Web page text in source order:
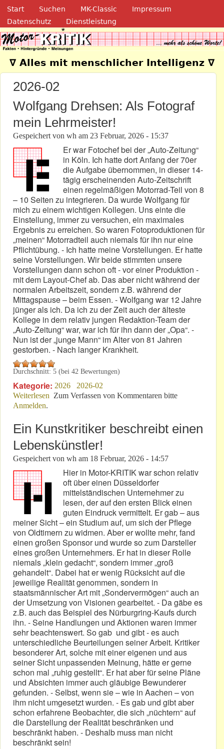
Direkt zum Inhalt
Navigation
Start Suchen MK-Classic
Impressum
Datenschutz
Dienstleistung
Motor-Kritik.de
∇ Alles mit menschlicher Intelligenz ∇
2026-02
Wolfgang Drehsen: Als Fotograf
mein Lehrmeister!
Gespeichert von wh am 23 Februar, 2026 - 15:37
Er war Fotochef bei der „Auto-Zeitung“
in Köln. Ich hatte dort Anfang der 70er
die Aufgabe übernommen, in dieser 14-
tägig erscheinenden Auto-Zeitschrift
einen regelmäßigen Motorrad-Teil von 8
– 10 Seiten zu integrieren. Da wurde Wolfgang für
mich zu einem wichtigen Kollegen. Uns einte die
Einstellung, immer zu versuchen, ein maximales
Ergebnis zu erreichen. So waren Fotoproduktionen für
„meinen“ Motorradteil auch niemals für ihn nur eine
Pflichtübung. - Ich hatte meine Vorstellungen. Er hatte
seine Vorstellungen. Wir beide stimmten unsere
Vorstellungen dann schon oft - vor einer Produktion -
mit dem Layout-Chef ab. Das aber nicht während der
normalen Arbeitszeit, sondern z.B. während der
Mittagspause – beim Essen. - Wolfgang war 12 Jahre
jünger als ich. Da ich zu der Zeit auch der älteste
Kollege in dem relativ jungen Redaktion-Team der
„Auto-Zeitung“ war, war ich für ihn dann der „Opa“. -
Nun ist der „junge Mann“ im Alter von 81 Jahren
gestorben. - Nach langer Krankheit.
Durchschnitt: 5 (bei 42 Bewertungen)
Kategorie: 2026
2026-02
Weiterlesen über Wolfgang Drehsen: Als Fotograf mein
Zum Verfassen von Kommentaren bitte
Anmelden.
Ein Kunstkritiker beschreibt einen
Lebenskünstler!
Gespeichert von wh am 18 Februar, 2026 - 14:57
Hier in Motor-KRITIK war schon relativ
oft über einen Düsseldorfer
mittelständischen Unternehmer zu
lesen, der auf den ersten Blick einen
guten Eindruck vermittelt. Er gab – aus
meiner Sicht – ein Studium auf, um sich der Pflege
von Oldtimern zu widmen. Aber er wollte mehr, fand
einen großen Sponsor und wurde so zum Darsteller
eines großen Unternehmers. Er hat in dieser Rolle
niemals „klein gedacht“, sondern immer „groß
gehandelt“. Dabei hat er wenig Rücksicht auf die
jeweilige Realität genommen, sondern in
staatsmännischer Art mit „Sondervermögen“ auch an
der Umsetzung von Visionen gearbeitet. - Da gäbe es
z.B. auch das Beispiel des Nürburgring-Kaufs durch
ihn. - Seine Handlungen und Aktionen waren immer
sehr beachtenswert. So gab und gibt - es auch
unterschiedliche Beurteilungen seiner Arbeit. Kritiker
besonderer Art, solche mit einer eigenen und aus
seiner Sicht unpassenden Meinung, hätte er gerne
schon mal „ruhig gestellt“. Er hat aber für seine Pläne
und Absichten immer auch gläubige Bewunderer
gefunden. - Selbst, wenn sie – wie in Aachen – von
ihm nicht umgesetzt wurden. - Es gab und gibt aber
schon erfahrene Beobachter, die sich „nüchtern“ auf
die Darstellung der Realität beschränken und
beschränkt haben. - Deshalb muss man nicht
beschränkt sein!